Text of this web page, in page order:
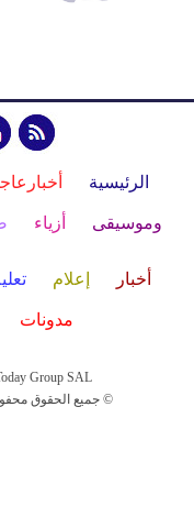
الرئيسية
وموسيقى أزياء
أخبار إعلام
مدونات
Group SAL
جميع الحقوق محفوظة لمجموعة العرب اليوم الاعلامية 2025 ©